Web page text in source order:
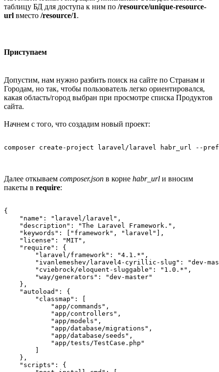
таблицу БД для доступа к ним по /resource/unique-resource-
url вместо /resource/1.
Приступаем
Допустим, нам нужно разбить поиск на сайте по Странам и
Городам, но так, чтобы пользователь легко ориентировался,
какая область/город выбран при просмотре списка Продуктов
сайта.
Начнем с того, что создадим новый проект:
Далее откываем composer.json в корне habr_url и вносим
пакеты в require:
{
    "name": "laravel/laravel",
    "description": "The Laravel Framework.",
    "keywords": ["framework", "laravel"],
    "license": "MIT",
    "require": {
        "laravel/framework": "4.1.*",
"ivanlemeshev/laravel4-cyrillic-slug": "dev-
        "cviebrock/eloquent-sluggable": "1.0.*",
        "way/generators": "dev-master"
    },
    "autoload": {
        "classmap": [
            "app/commands",
            "app/controllers",
            "app/models",
            "app/database/migrations",
            "app/database/seeds",
            "app/tests/TestCase.php"
    },
    "scripts": {